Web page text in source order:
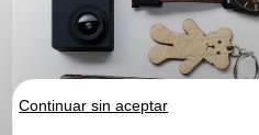
Continuar sin aceptar